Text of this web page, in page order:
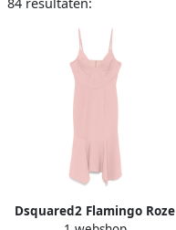
Dsquared2 Flamingo Roze